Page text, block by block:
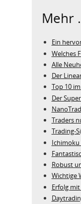
Mehr
Ein
Welches
Alle
Der
Top 10
Der
Traders
Trading-
Ichimoku
Robust
Wichtige
Erfolg